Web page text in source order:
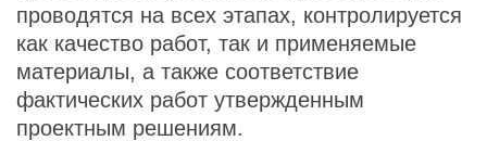
проводятся на всех этапах, контролируется
как качество работ, так и применяемые
материалы, а также соответствие
фактических работ утвержденным
проектным решениям.